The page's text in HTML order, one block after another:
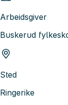
Arbeidsgiver
Buskerud
Sted
Ringerike